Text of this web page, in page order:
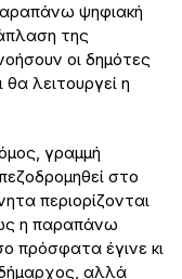
ψηφιακή
της
οι δημότες
λειτουργεί η
γραμμή
στο
περιορίζονται
η παραπάνω
πρόσφατα έγινε κι
αλλά